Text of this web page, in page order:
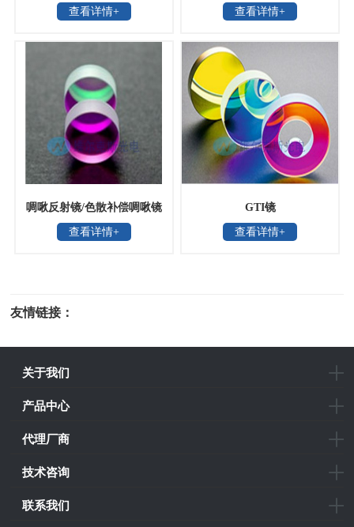
查看详情+ 查看详情+
啁啾反射镜/色散补偿啁啾镜
对
查看详情+
GTI镜
查看详情+
友情链接：
关于我们
产品中心
代理厂商
技术咨询
联系我们